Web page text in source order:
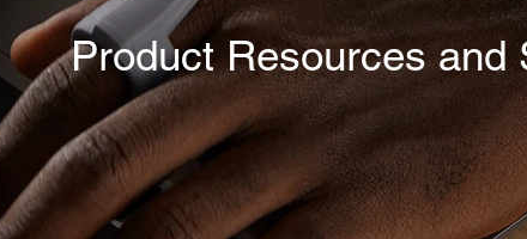
Product Resources and